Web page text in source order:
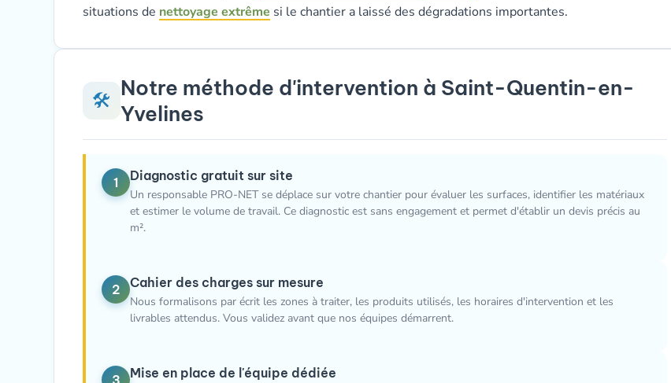
situations de nettoyage extrême si le chantier a laissé des dégradations importantes.
🛠️ Notre méthode d'intervention à Saint-Quentin-en-
Yvelines
1 Diagnostic gratuit sur site
Un responsable PRO-NET se déplace sur votre chantier pour évaluer les surfaces, identifier les matériaux
et estimer le volume de travail. Ce diagnostic est sans engagement et permet d'établir un devis précis au
m².
2 Cahier des charges sur mesure
Nous formalisons par écrit les zones à traiter, les produits utilisés, les horaires d'intervention et les
livrables attendus. Vous validez avant que nos équipes démarrent.
3 Mise en place de l'équipe dédiée